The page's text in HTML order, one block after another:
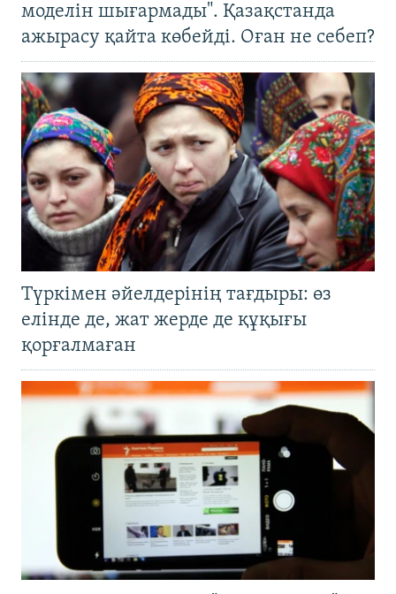
моделін шығармады". Қазақстанда
ажырасу қайта көбейді. Оған не себеп?
Түркімен әйелдерінің тағдыры: өз
елінде де, жат жерде де құқығы
қорғалмаған